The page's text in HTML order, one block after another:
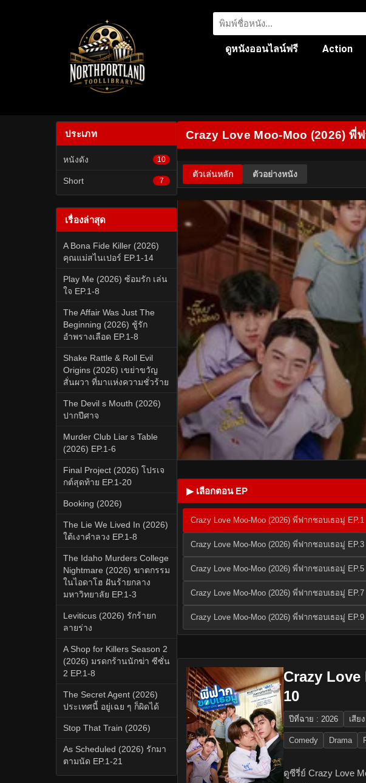
ดูหนังออนไลน์ฟรี Action
ประเภท
หนังดัง 10
Short 7
เรื่องล่าสุด
A Bona Fide Killer (2026)
คุณแม่สไนเปอร์ EP.1-14
Play Me (2026) ซ้อมรัก เล่น
ใจ EP.1-8
The Affair Was Just The
Beginning (2026) ชู้รัก
อำพรางเลือด EP.1-8
Shake Rattle & Roll Evil
Origins (2026) เขย่าขวัญ
สั่นผวา ที่มาแห่งความชั่วร้าย
The Devil s Mouth (2026)
ปากปีศาจ
Murder Club Liar s Table
(2026) EP.1-6
Final Project (2026) โปรเจ
กต์สุดท้าย EP.1-20
Booking (2026)
The Lie We Lived In (2026)
ใต้เงาคำลวง EP.1-8
The Idaho Murders College
Nightmare (2026) ฆาตกรรม
ในไอดาโฮ ฝันร้ายกลาง
มหาวิทยาลัย EP.1-3
Leviticus (2026) รักร้ายก
ลายร่าง
A Shop for Killers Season 2
(2026) มรดกร้านนักฆ่า ซีซั่น
2 EP.1-8
The Secret Agent (2026)
ประเทศนี้ อยู่เฉย ๆ ก็ผิดได้
Stop That Train (2026)
As Scheduled (2026) รักมา
ตามนัด EP.1-21
Crazy Love Moo-Moo (2026) พี่
ตัวเล่นหลัก ตัวอย่างหนัง
▶ เลือกตอน EP
Crazy Love Moo-Moo (2026) พี่ฟากชอบเธอมู่ EP.1
Crazy Love Moo-Moo (2026) พี่ฟากชอบเธอมู่ EP.3
Crazy Love Moo-Moo (2026) พี่ฟากชอบเธอมู่ EP.5
Crazy Love Moo-Moo (2026) พี่ฟากชอบเธอมู่ EP.7
Crazy Love Moo-Moo (2026) พี่ฟากชอบเธอมู่ EP.9
Crazy Love
10
ปีที่ฉาย : 2026 เสีย
Comedy Drama
ดูซีรี่ย์ Crazy Love